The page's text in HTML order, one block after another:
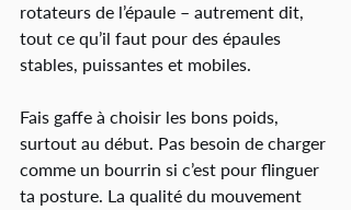
rotateurs de l’épaule – autrement dit,
tout ce qu’il faut pour des épaules
stables, puissantes et mobiles.
Fais gaffe à choisir les bons poids,
surtout au début. Pas besoin de charger
comme un bourrin si c’est pour flinguer
ta posture. La qualité du mouvement